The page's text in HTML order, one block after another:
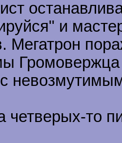
и
Мегатрон
четверых-то